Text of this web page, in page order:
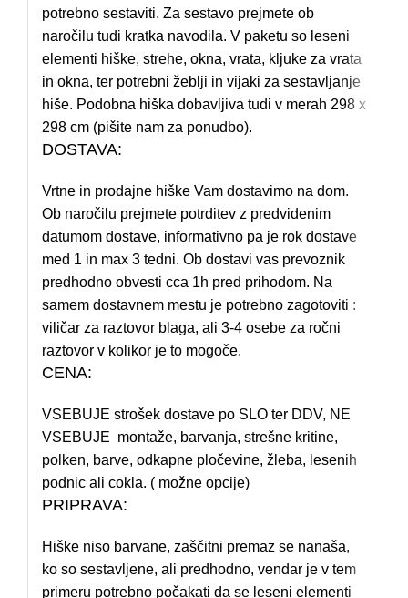
potrebno sestaviti. Za sestavo prejmete ob
naročilu tudi kratka navodila. V paketu so leseni
elementi hiške, strehe, okna, vrata, kljuke za vrata
in okna, ter potrebni žeblji in vijaki za sestavljanje
hiše. Podobna hiška dobavljiva tudi v merah 298 x
298 cm (pišite nam za ponudbo).
DOSTAVA:
Vrtne in prodajne hiške Vam dostavimo na dom.
Ob naročilu prejmete potrditev z predvidenim
datumom dostave, informativno pa je rok dostave
med 1 in max 3 tedni. Ob dostavi vas prevoznik
predhodno obvesti cca 1h pred prihodom. Na
samem dostavnem mestu je potrebno zagotoviti :
viličar za raztovor blaga, ali 3-4 osebe za ročni
raztovor v kolikor je to mogoče.
CENA:
VSEBUJE strošek dostave po SLO ter DDV, NE
VSEBUJE montaže, barvanja, strešne kritine,
polken, barve, odkapne pločevine, žleba, lesenih
podnic ali cokla. ( možne opcije)
PRIPRAVA:
Hiške niso barvane, zaščitni premaz se nanaša,
ko so sestavljene, ali predhodno, vendar je v tem
primeru potrebno počakati da se leseni elementi